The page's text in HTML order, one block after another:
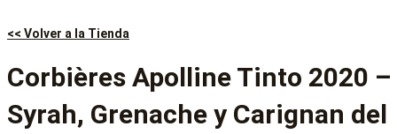
<< Volver a la Tienda
Corbières Apolline Tinto 2020 –
Syrah, Grenache y Carignan del